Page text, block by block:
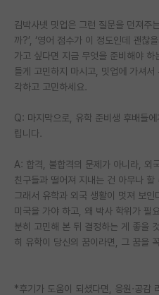
김박사넷 밋업은 그런 질문을 던져주
까?’, ‘영어 점수가 이 정도인데 괜찮
가고 싶다면 지금 무엇을 준비해야
들게 고민하지 마시고, 밋업에 가셔
각하고 고민하세요.
Q: 마지막으로, 유학 준비생 후배들
립니다.
A: 합격, 불합격의 문제가 아니라, 외
친구들과 떨어져 지내는 건 아무나
그래서 유학과 외국 생활이 멋져 보
미국을 가야 하고, 왜 박사 학위가 필
분히 고민해 본 뒤 결정하는 게 좋을
히 유학이 당신의 꿈이라면, 그 꿈을
*후기가 도움이 되셨다면, 응원·공감